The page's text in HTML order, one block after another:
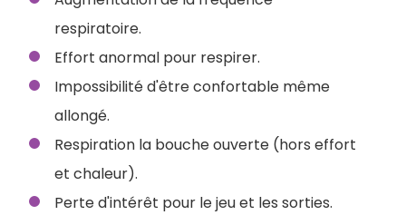
respiratoire.
Effort anormal pour respirer.
Impossibilité d'être confortable même
allongé.
Respiration la bouche ouverte (hors effort
et chaleur).
Perte d'intérêt pour le jeu et les sorties.